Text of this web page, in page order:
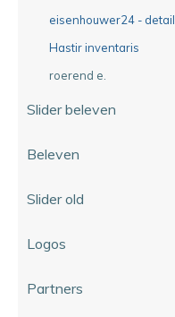
eisenhouwer24 - detail
Hastir inventaris
roerend e.
Slider beleven
Beleven
Slider old
Logos
Partners